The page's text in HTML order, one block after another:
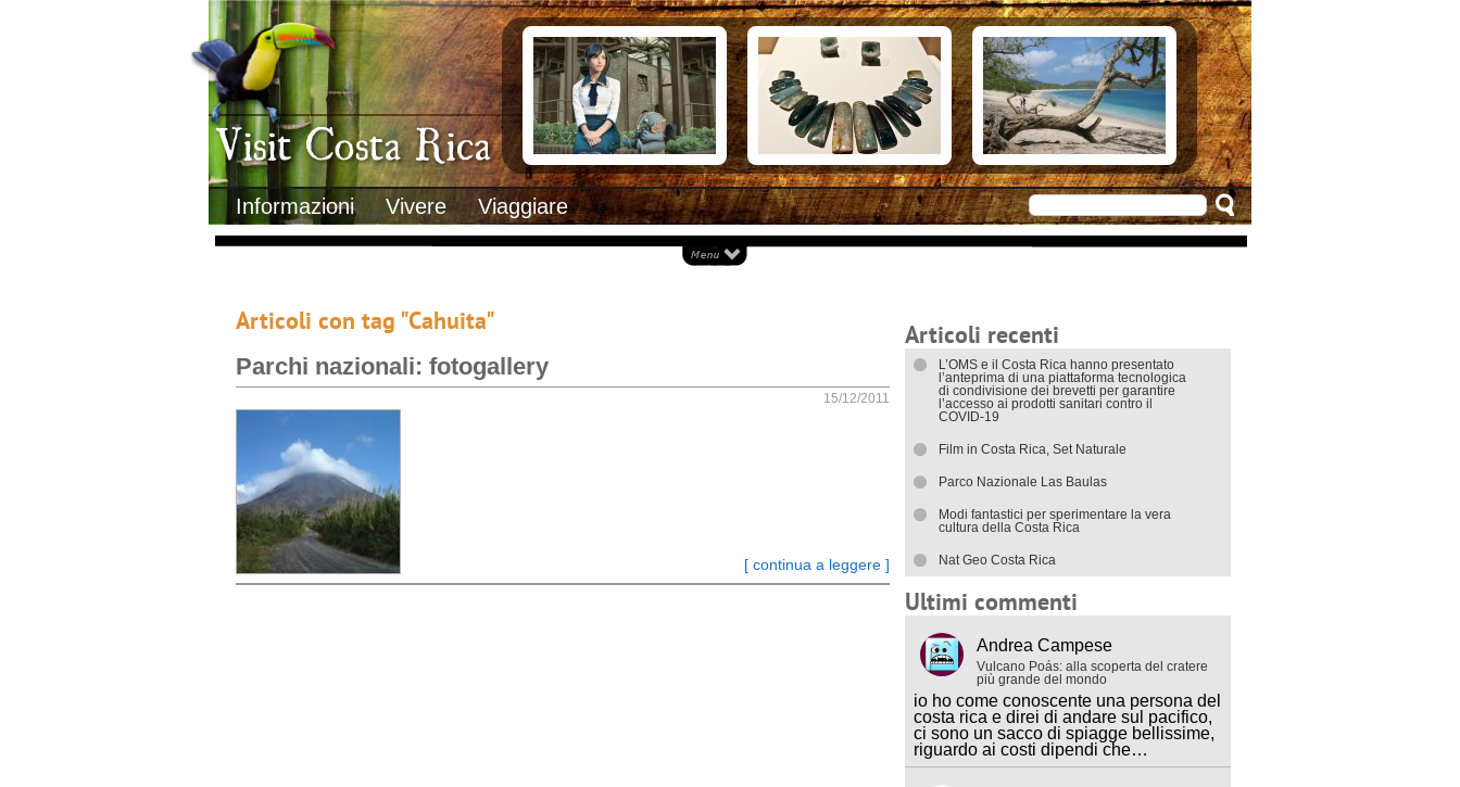
Visit Costa Rica
Informazioni Vivere Viaggiare
Clima
Geografia
Informazioni Geografiche
Letteratura e cultura
Gastronomia
Lo sapevi che
Musica
Natura
Storia
Trasporti Interni
Documenti necessari per trasferirsi
Italiani in Costa Rica
L’ambasciata italiana
Opportunità lavorative
Alloggiare in Costarica
Arrivare in Costarica
Cosa vedere
Attrazioni principali
Ecoturismo
Eventi e appuntamenti
Isole
Parchi Nazionali
Spiagge
Documenti di viaggio
I trasporti interni
Articoli con tag "Cahuita"
Parchi nazionali: fotogallery
15/12/2011
[ continua a leggere ]
Articoli recenti
L’OMS e il Costa Rica hanno presentato
l’anteprima di una piattaforma tecnologica
di condivisione dei brevetti per garantire
l’accesso ai prodotti sanitari contro il
COVID-19
Film in Costa Rica, Set Naturale
Parco Nazionale Las Baulas
Modi fantastici per sperimentare la vera
cultura della Costa Rica
Nat Geo Costa Rica
Ultimi commenti
Andrea Campese
Vulcano Poás: alla scoperta del cratere
più grande del mondo
io ho come conoscente una persona del
costa rica e direi di andare sul pacifico,
ci sono un sacco di spiagge bellissime,
riguardo ai costi dipendi che…